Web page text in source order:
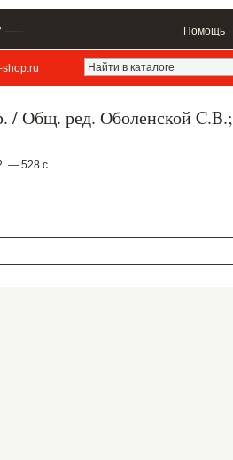
Помощь
shop.ru
/ Общ. ред. Оболенской C.B.;
— 528 с.